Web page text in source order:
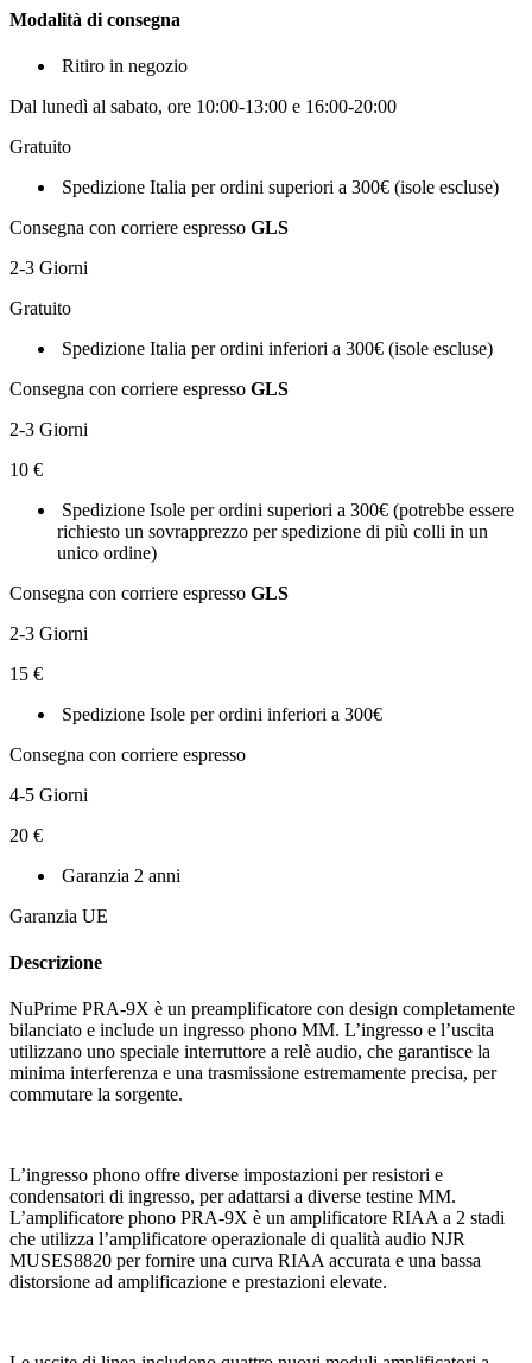
Modalità di consegna
Ritiro in negozio
Dal lunedì al sabato, ore 10:00-13:00 e 16:00-20:00
Gratuito
Spedizione Italia per ordini superiori a 300€ (isole escluse)
Consegna con corriere espresso GLS
2-3 Giorni
Gratuito
Spedizione Italia per ordini inferiori a 300€ (isole escluse)
Consegna con corriere espresso GLS
2-3 Giorni
10 €
Spedizione Isole per ordini superiori a 300€ (potrebbe essere
richiesto un sovrapprezzo per spedizione di più colli in un
unico ordine)
Consegna con corriere espresso GLS
2-3 Giorni
15 €
Spedizione Isole per ordini inferiori a 300€
Consegna con corriere espresso
4-5 Giorni
20 €
Garanzia 2 anni
Garanzia UE
Descrizione
NuPrime PRA-9X è un preamplificatore con design completamente
bilanciato e include un ingresso phono MM. L’ingresso e l’uscita
utilizzano uno speciale interruttore a relè audio, che garantisce la
minima interferenza e una trasmissione estremamente precisa, per
commutare la sorgente.
L’ingresso phono offre diverse impostazioni per resistori e
condensatori di ingresso, per adattarsi a diverse testine MM.
L’amplificatore phono PRA-9X è un amplificatore RIAA a 2 stadi
che utilizza l’amplificatore operazionale di qualità audio NJR
MUSES8820 per fornire una curva RIAA accurata e una bassa
distorsione ad amplificazione e prestazioni elevate.